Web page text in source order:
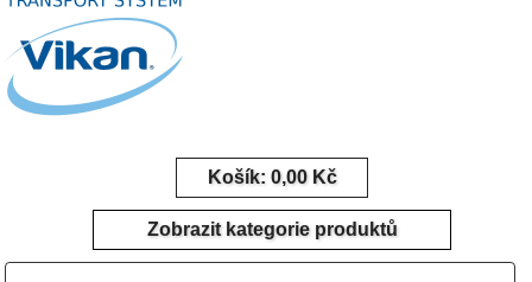
Košík: 0,00 Kč
Zobrazit kategorie produktů